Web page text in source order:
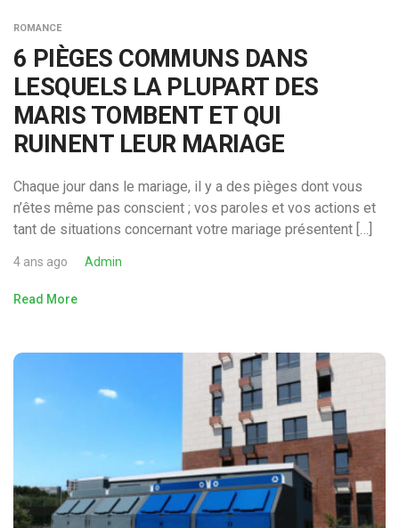
ROMANCE
6 PIÈGES COMMUNS DANS
LESQUELS LA PLUPART DES
MARIS TOMBENT ET QUI
RUINENT LEUR MARIAGE
Chaque jour dans le mariage, il y a des pièges dont vous
n’êtes même pas conscient ; vos paroles et vos actions et
tant de situations concernant votre mariage présentent […]
4 ans ago Admin
Read More